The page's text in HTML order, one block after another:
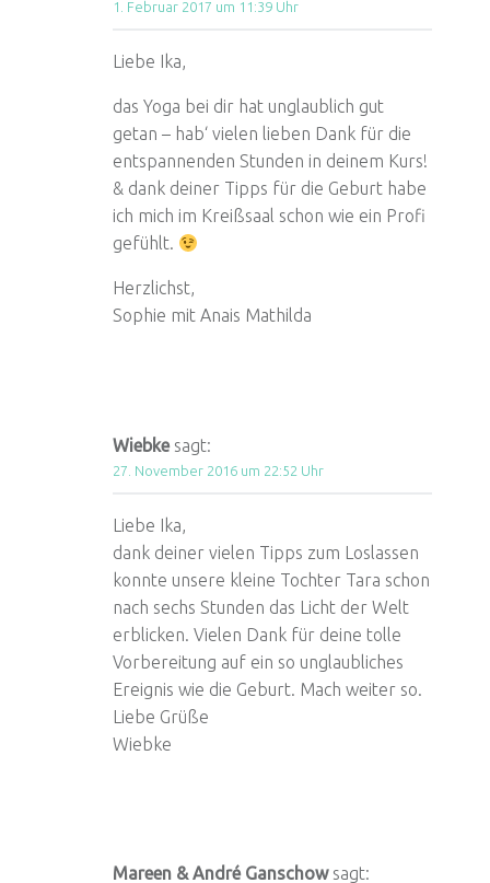
1. Februar 2017 um 11:39 Uhr
Liebe Ika,
das Yoga bei dir hat unglaublich gut
getan – hab‘ vielen lieben Dank für die
entspannenden Stunden in deinem Kurs!
& dank deiner Tipps für die Geburt habe
ich mich im Kreißsaal schon wie ein Profi
gefühlt.
Herzlichst,
Sophie mit Anais Mathilda
Wiebke sagt:
27. November 2016 um 22:52 Uhr
Liebe Ika,
dank deiner vielen Tipps zum Loslassen
konnte unsere kleine Tochter Tara schon
nach sechs Stunden das Licht der Welt
erblicken. Vielen Dank für deine tolle
Vorbereitung auf ein so unglaubliches
Ereignis wie die Geburt. Mach weiter so.
Liebe Grüße
Wiebke
Mareen & André Ganschow sagt: